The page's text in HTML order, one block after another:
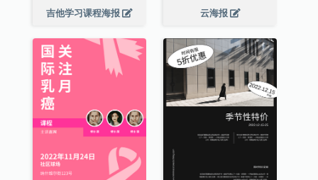
吉他学习课程海报 云海报